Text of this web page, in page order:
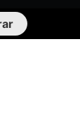
HORARIOS DE